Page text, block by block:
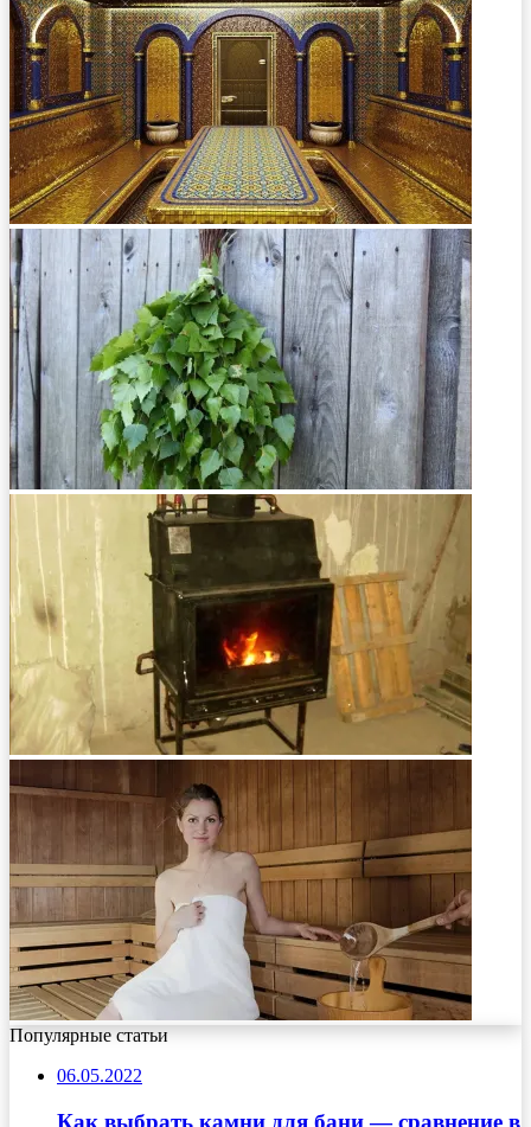
Популярные статьи
06.05.2022
Как выбрать камни для бани — сравнение в